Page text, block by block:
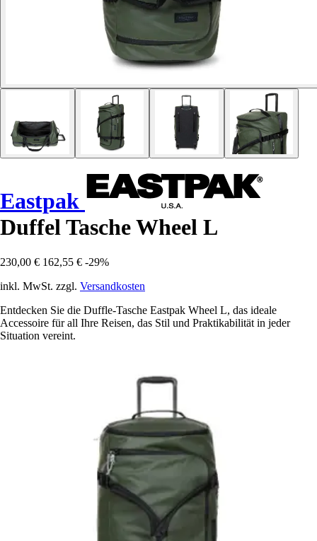
Eastpak
Duffel Tasche Wheel L
230,00 € 162,55 € -29%
inkl. MwSt. zzgl. Versandkosten
Entdecken Sie die Duffle-Tasche Eastpak Wheel L, das ideale
Accessoire für all Ihre Reisen, das Stil und Praktikabilität in jeder
Situation vereint.